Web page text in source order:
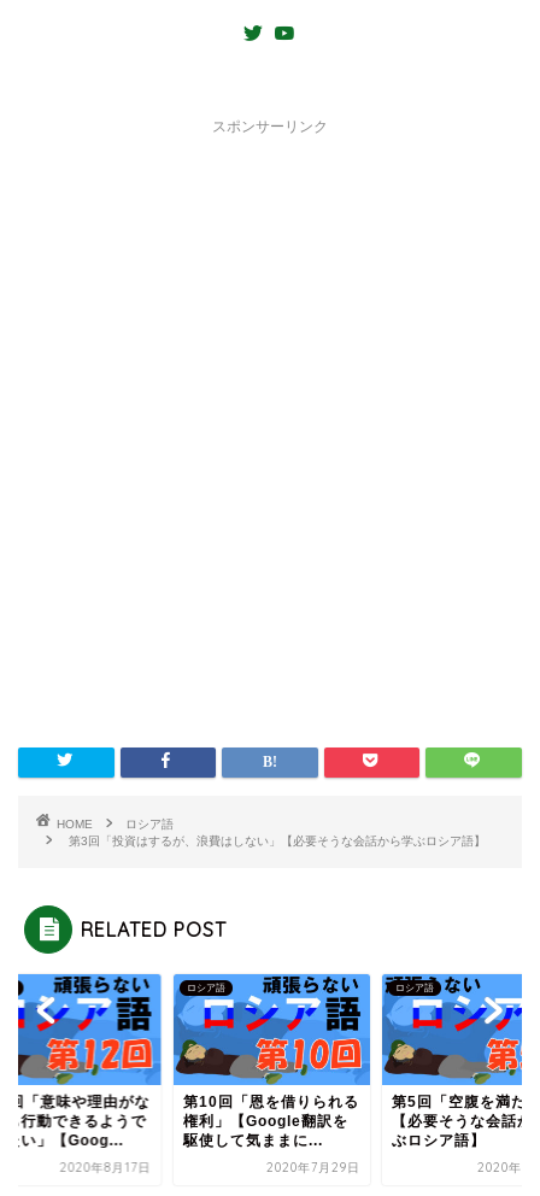
スポンサーリンク
HOME
ロシア語
第3回「投資はするが、浪費はしない」【必要そうな会話から学ぶロシア語】
RELATED POST
回「意味や理由がな
も行動できるようで
たい」【Goog...
2020年8月17日
ロシア語
第10回「恩を借りられる
権利」【Google翻訳を
駆使して気ままに...
2020年7月29日
ロシア語
第5回「空腹を満た
【必要そうな会話か
ぶロシア語】
2020年7